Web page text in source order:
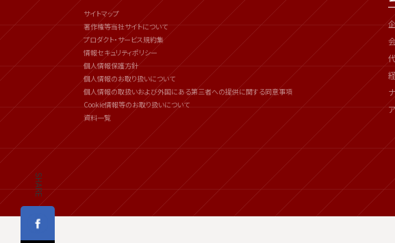
SHARE
サイトマップ
著作権等当社サイトについて
プロダクト・サービス規約集
情報セキュリティポリシー
個人情報保護方針
個人情報のお取り扱いについて
個人情報の取扱いおよび外国にある第三者への提供に関する同意事項
Cookie情報等のお取り扱いについて
資料一覧